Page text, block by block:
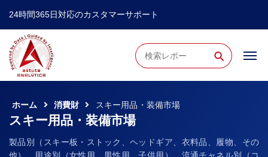
24時間365日対応のカスタマーサポート
⚲
ホーム 消費財 スキー用品・装備市場
スキー用品・装備市場
製品別（スキー板・ストック、ヘッドギア、衣料品、履物、その